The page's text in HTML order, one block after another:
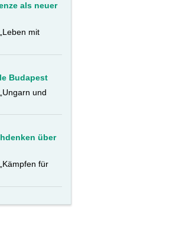
als neuer
mit
Budapest
und
über
für